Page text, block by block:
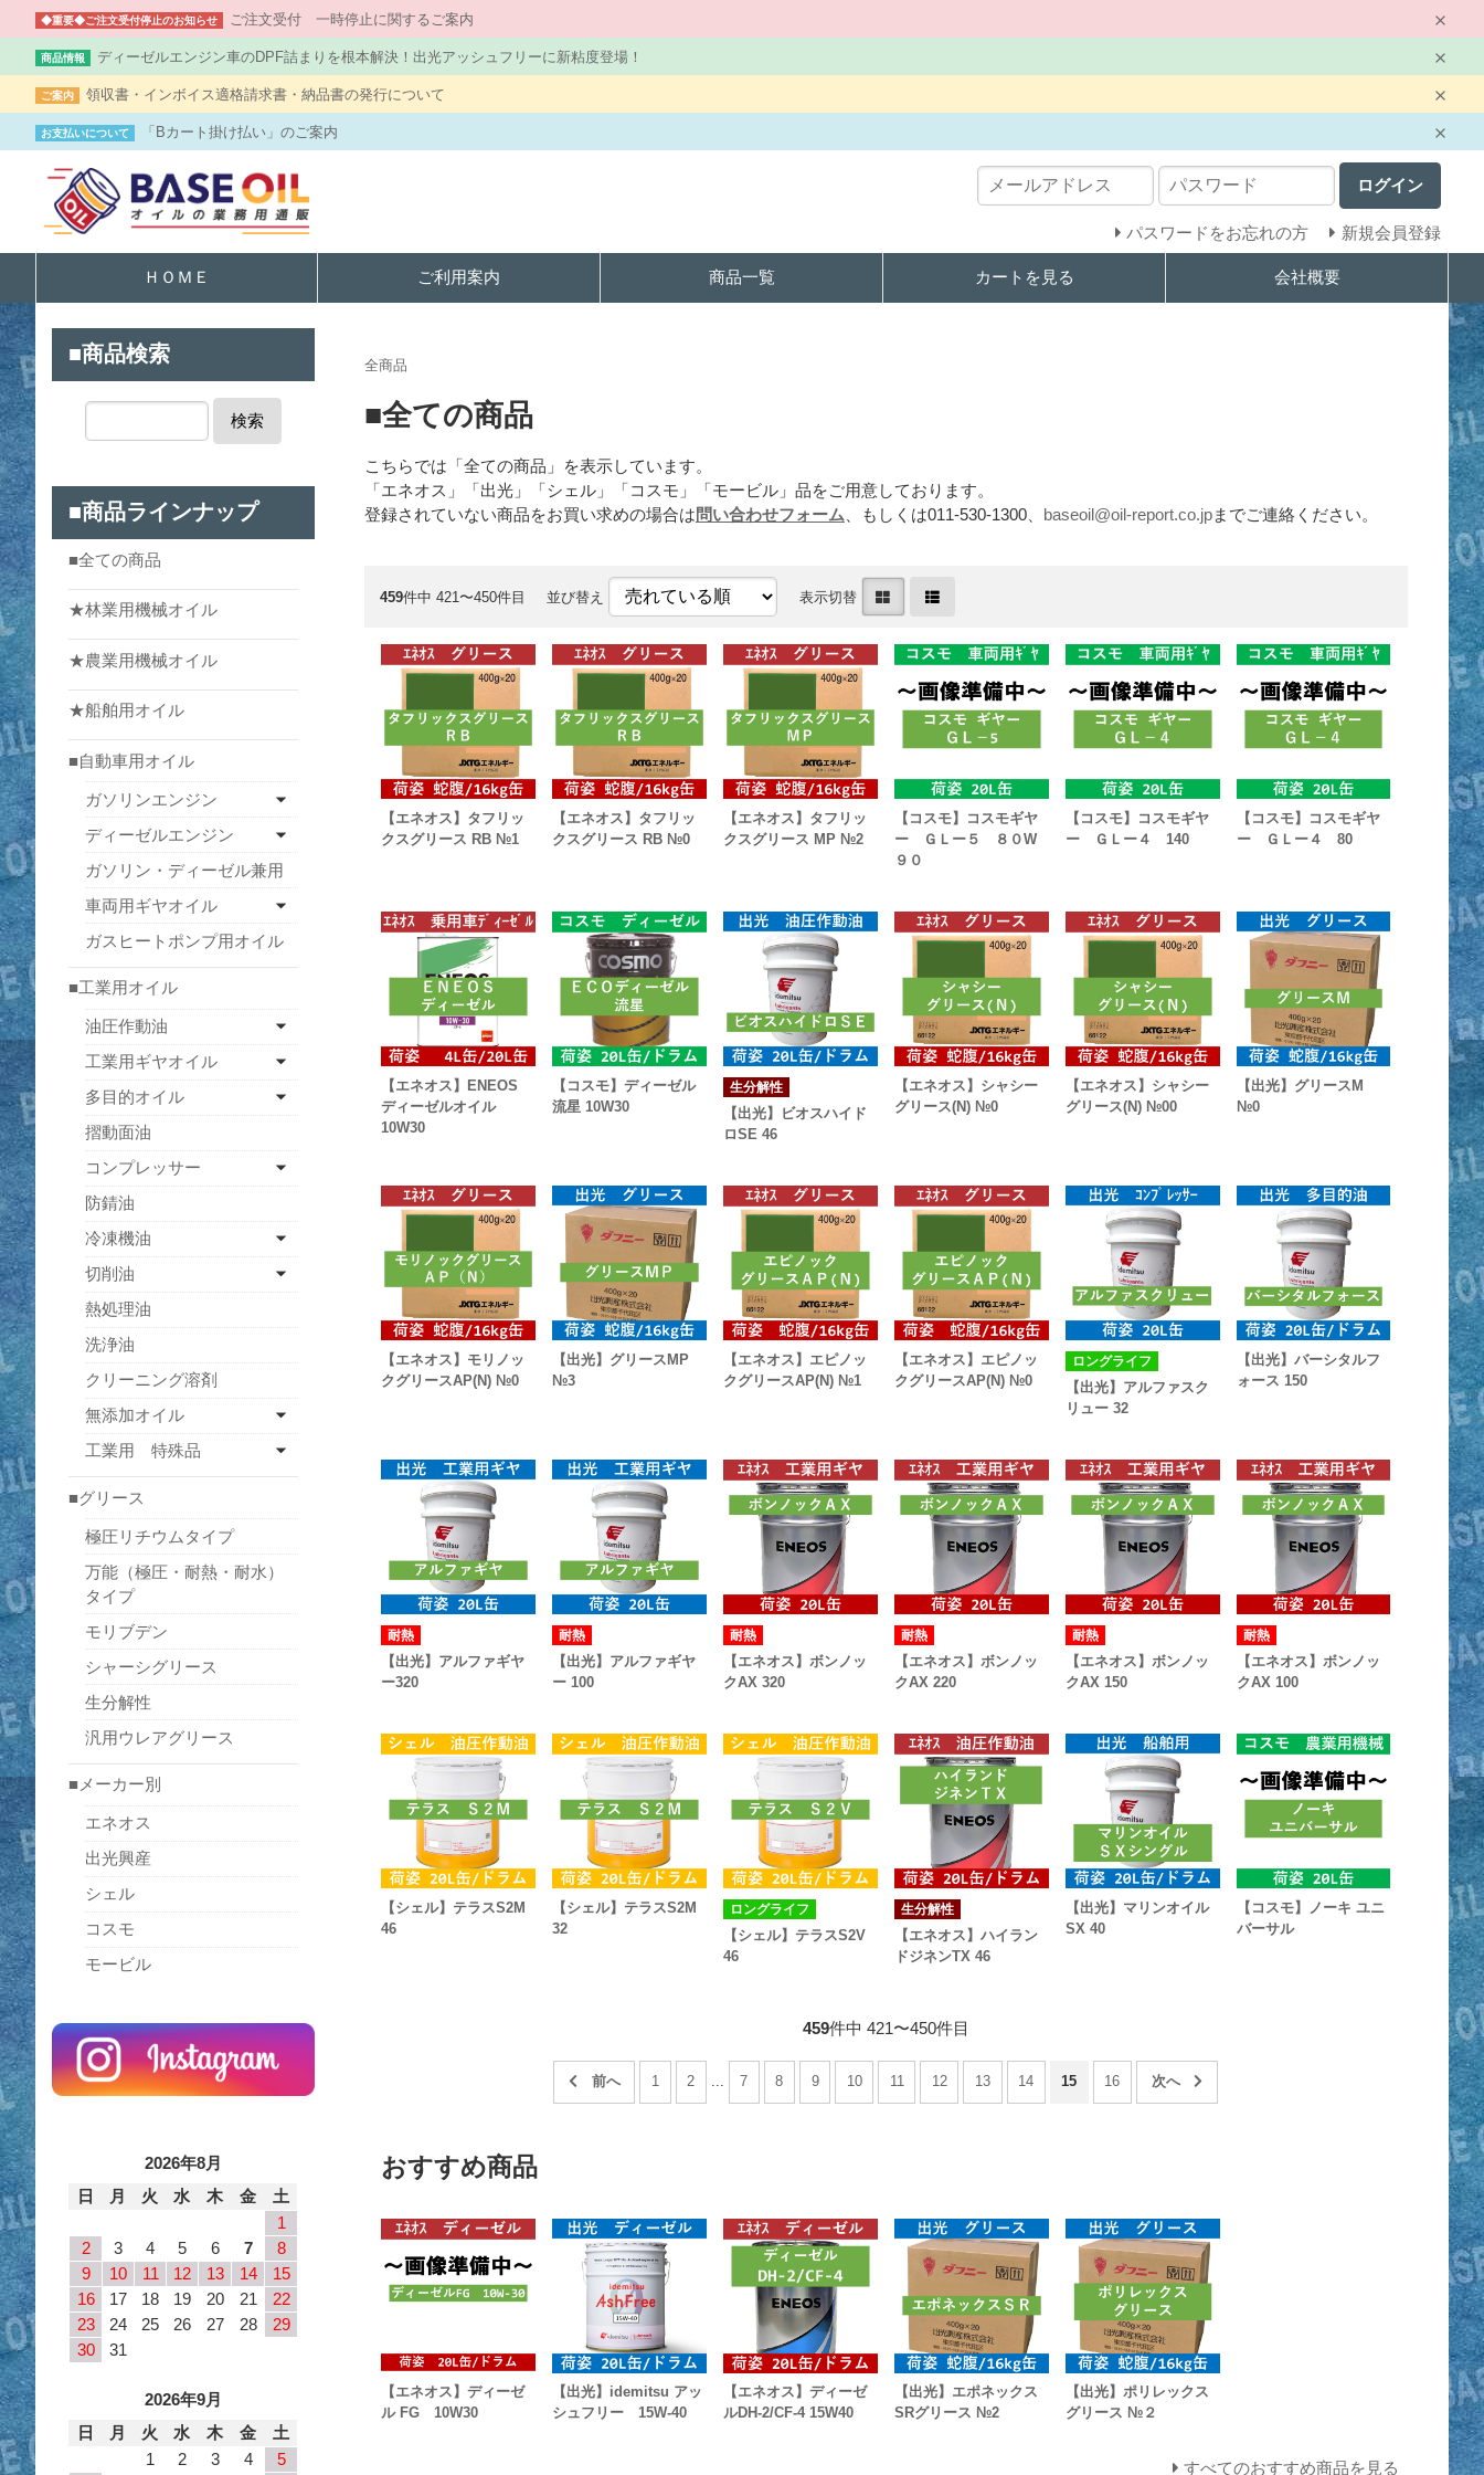
◆重要◆ご注文受付停止のお知らせ ご注文受付 一時停止に関するご案内
商品情報 ディーゼルエンジン車のDPF詰まりを根本解決！出光アッシュフリーに新粘度登場！
ご案内 領収書・インボイス適格請求書・納品書の発行について
お支払いについて 「Bカート掛け払い」のご案内
ログイン
パスワードをお忘れの方 新規会員登録
ＨＯＭＥ ご利用案内 商品一覧 カートを見る 会社概要
全商品
■全ての商品
こちらでは「全ての商品」を表示しています。
「エネオス」「出光」「シェル」「コスモ」「モービル」品をご用意しております。
登録されていない商品をお買い求めの場合は問い合わせフォーム 、もしくは011-530-1300、 baseoil@oil-report.co.jpまでご連絡ください。
459件中 421〜450件目 並び替え 表示切替
【エネオス】タフリッ
クスグリース RB №1
【エネオス】タフリッ
クスグリース RB №0
【エネオス】タフリッ
クスグリース MP №2
【コスモ】コスモギヤ
ー ＧＬー５ ８０W
９０
【コスモ】コスモギヤ
ー ＧＬー４ 140
【コスモ】コスモギヤ
ー ＧＬー４ 80
【エネオス】ENEOS
ディーゼルオイル
10W30
【コスモ】ディーゼル
流星 10W30
生分解性
【出光】ビオスハイド
ロSE 46
【エネオス】シャシー
グリース(N) №0
【エネオス】シャシー
グリース(N) №00
【出光】グリースM
№0
【エネオス】モリノッ
クグリースAP(N) №0
【出光】グリースMP
№3
【エネオス】エピノッ
クグリースAP(N) №1
【エネオス】エピノッ
クグリースAP(N) №0
ロングライフ
【出光】アルファスク
リュー 32
【出光】バーシタルフ
ォース 150
耐熱
【出光】アルファギヤ
ー320
耐熱
【出光】アルファギヤ
ー 100
耐熱
【エネオス】ボンノッ
クAX 320
耐熱
【エネオス】ボンノッ
クAX 220
耐熱
【エネオス】ボンノッ
クAX 150
耐熱
【エネオス】ボンノッ
クAX 100
【シェル】テラスS2M
46
【シェル】テラスS2M
32
ロングライフ
【シェル】テラスS2V
46
生分解性
【エネオス】ハイラン
ドジネンTX 46
【出光】マリンオイル
SX 40
【コスモ】ノーキ ユニ
バーサル
459件中 421〜450件目
1 2 ... 7 8 9 10 11 12 13 14 15 16
おすすめ商品
【エネオス】ディーゼ
ル FG 10W30
【出光】idemitsu アッ
シュフリー 15W-40
【エネオス】ディーゼ
ルDH-2/CF-4 15W40
【出光】エポネックス
SRグリース №2
【出光】ポリレックス
グリース №２
すべてのおすすめ商品を見る
■商品検索
検索
■商品ラインナップ
■全ての商品
★林業用機械オイル
★農業用機械オイル
★船舶用オイル
■自動車用オイル
ガソリンエンジン
ディーゼルエンジン
ガソリン・ディーゼル兼用
車両用ギヤオイル
ガスヒートポンプ用オイル
■工業用オイル
油圧作動油
工業用ギヤオイル
多目的オイル
摺動面油
コンプレッサー
防錆油
冷凍機油
切削油
熱処理油
洗浄油
クリーニング溶剤
無添加オイル
工業用 特殊品
■グリース
極圧リチウムタイプ
万能（極圧・耐熱・耐水）
タイプ
モリブデン
シャーシグリース
生分解性
汎用ウレアグリース
■メーカー別
エネオス
出光興産
シェル
コスモ
モービル
2026年8月
日
月 火 水 木 金
土
1
2
3 4 5 6 7
8
9
10 11 12 13 14
15
16
17 18 19 20 21
22
23
24 25 26 27 28
29
30
31
2026年9月
日
月 火 水 木 金
土
1
2 3 4 5